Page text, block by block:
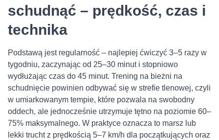
schudnąć – prędkość, czas i
technika
Podstawą jest regularność – najlepiej ćwiczyć 3–5 razy w
tygodniu, zaczynając od 25–30 minut i stopniowo
wydłużając czas do 45 minut. Trening na bieżni na
schudnięcie powinien odbywać się w strefie tlenowej, czyli
w umiarkowanym tempie, które pozwala na swobodny
oddech, ale jednocześnie utrzymuje tętno na poziomie 60–
75% maksymalnego. W praktyce oznacza to marsz lub
lekki trucht z prędkością 5–7 km/h dla początkujących oraz